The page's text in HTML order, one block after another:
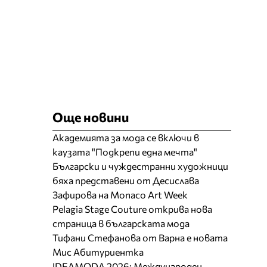
Още новини
Академията за мода се включи в
каузата "Подкрепи една мечта"
Български и чуждестранни художници
бяха представени от Десислава
Зафирова на Monaco Art Week
Pelagia Stage Couture открива нова
страница в българската мода
Тифани Стефанова от Варна е новата
Мис Абитуриентка